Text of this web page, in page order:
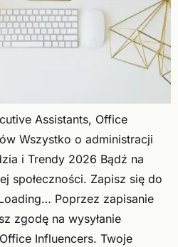
Assistants, Office
Wszystko o administracji
i Trendy 2026 Bądź na
społeczności. Zapisz się do
Poprzez zapisanie
zgodę na wysyłanie
Influencers. Twoje